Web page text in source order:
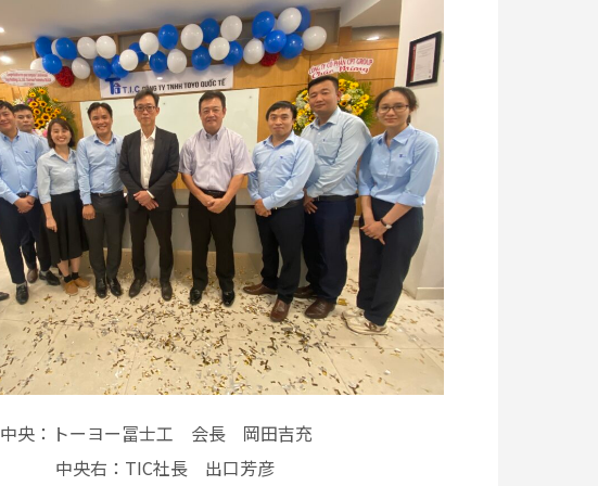
中央：トーヨー冨士工 会長 岡田吉充
中央右：TIC社長 出口芳彦